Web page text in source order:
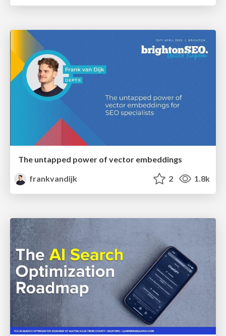
The untapped power of vector embeddings
frankvandijk
2 1.8k